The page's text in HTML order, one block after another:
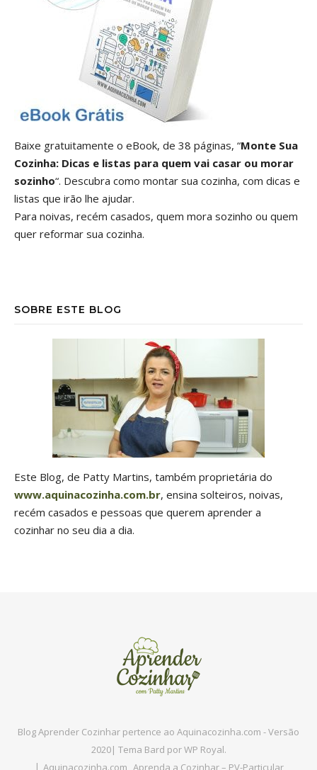
Baixe gratuitamente o eBook, de 38 páginas, “Monte Sua
Cozinha: Dicas e listas para quem vai casar ou morar
sozinho“. Descubra como montar sua cozinha, com dicas e
listas que irão lhe ajudar.
Para noivas, recém casados, quem mora sozinho ou quem
quer reformar sua cozinha.
SOBRE ESTE BLOG
Este Blog, de Patty Martins, também proprietária do
www.aquinacozinha.com.br, ensina solteiros, noivas,
recém casados e pessoas que querem aprender a
cozinhar no seu dia a dia.
Blog Aprender Cozinhar pertence ao Aquinacozinha.com - Versão
2020| Tema Bard porWP Royal.
Aquinacozinha.com Aprenda a Cozinhar – PV-Particular